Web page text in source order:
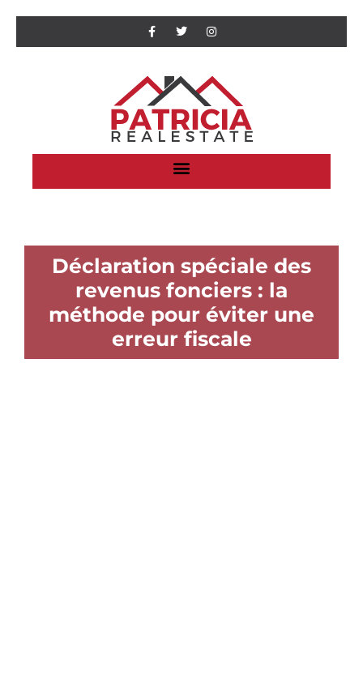
Déclaration spéciale des
revenus fonciers : la
méthode pour éviter une
erreur fiscale